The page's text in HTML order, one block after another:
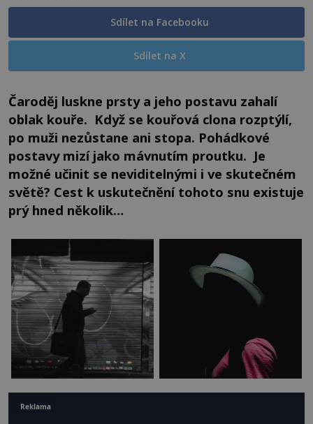
Sdílet na Facebooku
Sdílet na X
Čaroděj luskne prsty a jeho postavu zahalí
oblak kouře. Když se kouřová clona rozptýlí,
po muži nezůstane ani stopa. Pohádkové
postavy mizí jako mávnutím proutku. Je
možné učinit se neviditelnými i ve skutečném
světě? Cest k uskutečnění tohoto snu existuje
prý hned několik…
Reklama